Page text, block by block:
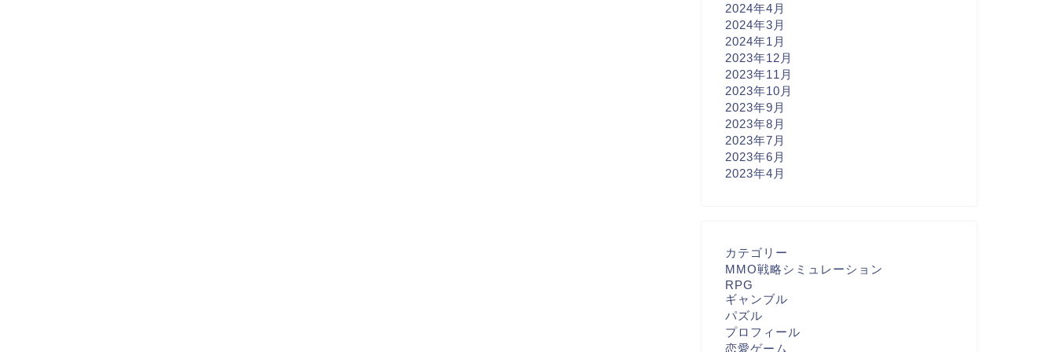
2024年4月
2024年3月
2024年1月
2023年12月
2023年11月
2023年10月
2023年9月
2023年8月
2023年7月
2023年6月
2023年4月
カテゴリー
MMO戦略シミュレーション
RPG
ギャンブル
パズル
プロフィール
恋愛ゲーム